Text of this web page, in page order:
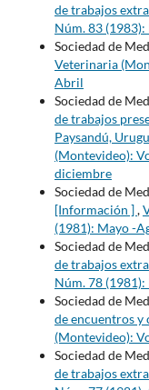
de trabajos
Núm. 83
Sociedad de
Veterinaria
Abril
Sociedad de
de trabajos
Paysandú,
(Montevideo):
diciembre
Sociedad de
[Información ],
(1981): Mayo -
Sociedad de
de trabajos
Núm. 78
Sociedad de
de encuentros y
(Montevideo):
Sociedad de
de trabajos